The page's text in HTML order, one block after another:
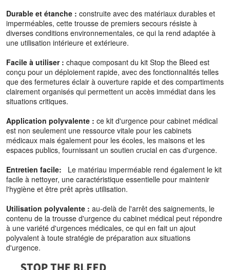
Durable et étanche : construite avec des matériaux durables et
imperméables, cette trousse de premiers secours résiste à
diverses conditions environnementales, ce qui la rend adaptée à
une utilisation intérieure et extérieure.
Facile à utiliser : chaque composant du kit Stop the Bleed est
conçu pour un déploiement rapide, avec des fonctionnalités telles
que des fermetures éclair à ouverture rapide et des compartiments
clairement organisés qui permettent un accès immédiat dans les
situations critiques.
Application polyvalente : ce kit d'urgence pour cabinet médical
est non seulement une ressource vitale pour les cabinets
médicaux mais également pour les écoles, les maisons et les
espaces publics, fournissant un soutien crucial en cas d'urgence.
Entretien facile:
Le matériau imperméable rend également le kit
facile à nettoyer, une caractéristique essentielle pour maintenir
l'hygiène et être prêt après utilisation.
Utilisation polyvalente : au-delà de l'arrêt des saignements, le
contenu de la trousse d'urgence du cabinet médical peut répondre
à une variété d'urgences médicales, ce qui en fait un ajout
polyvalent à toute stratégie de préparation aux situations
d'urgence.